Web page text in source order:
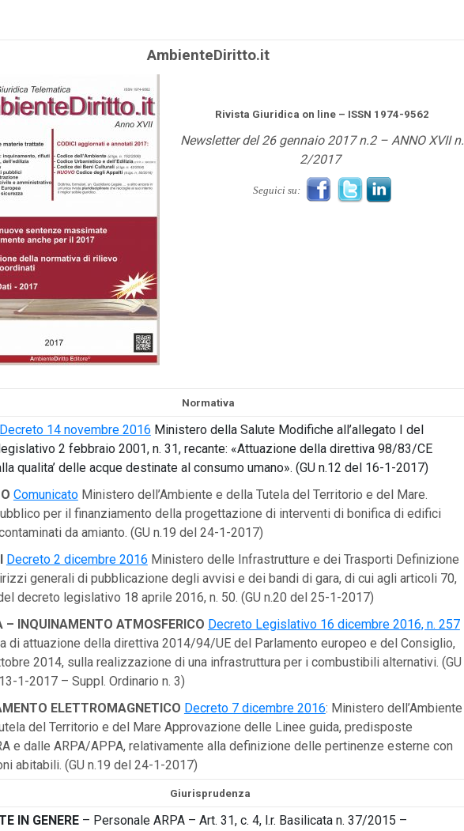
AmbienteDiritto.it
Rivista Giuridica on line – ISSN 1974-9562
Newsletter del 26 gennaio 2017 n.2 – ANNO XVII n.
2/2017
Seguici su:
Normativa
Decreto 14 novembre 2016 Ministero della Salute Modifiche all’allegato I del
2 febbraio 2001, n. 31, recante: «Attuazione della direttiva 98/83/CE
qualita’ delle acque destinate al consumo umano». (GU n.12 del 16-1-2017)
ComunicatoMinistero dell’Ambiente e della Tutela del Territorio e del Mare.
per il finanziamento della progettazione di interventi di bonifica di edifici
da amianto. (GU n.19 del 24-1-2017)
Decreto 2 dicembre 2016 Ministero delle Infrastrutture e dei Trasporti Definizione
generali di pubblicazione degli avvisi e dei bandi di gara, di cui agli articoli 70,
decreto legislativo 18 aprile 2016, n. 50. (GU n.20 del 25-1-2017)
– INQUINAMENTO ATMOSFERICO Decreto Legislativo 16 dicembre 2016, n. 257
di attuazione della direttiva 2014/94/UE del Parlamento europeo e del Consiglio,
2014, sulla realizzazione di una infrastruttura per i combustibili alternativi. (GU
1-2017 – Suppl. Ordinario n. 3)
ELETTROMAGNETICO Decreto 7 dicembre 2016: Ministero dell’Ambiente
del Territorio e del Mare Approvazione delle Linee guida, predisposte
e dalle ARPA/APPA, relativamente alla definizione delle pertinenze esterne con
abitabili. (GU n.19 del 24-1-2017)
Giurisprudenza
IN GENERE– Personale ARPA – Art. 31, c. 4, l.r. Basilicata n. 37/2015 –